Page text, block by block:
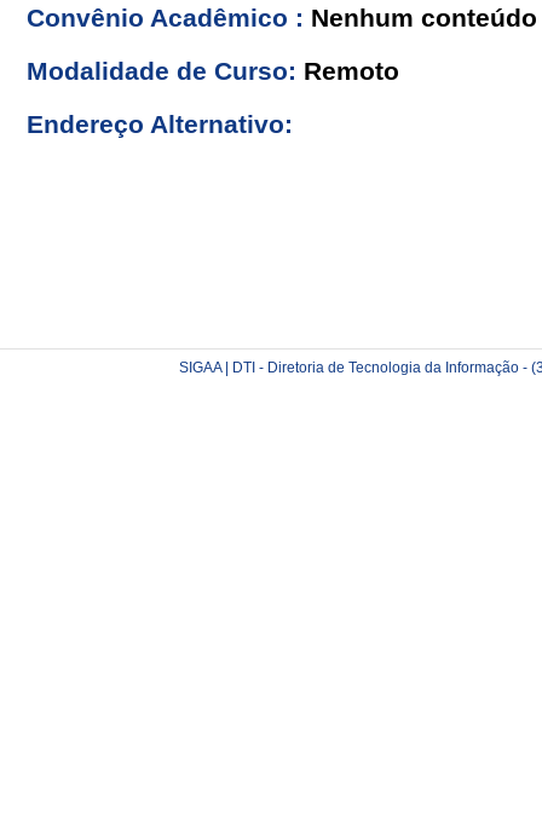
Convênio Acadêmico : Nenhum
Modalidade de Curso: Remoto
Endereço Alternativo:
SIGAA | DTI - Diretoria de Tecnologia da Informação